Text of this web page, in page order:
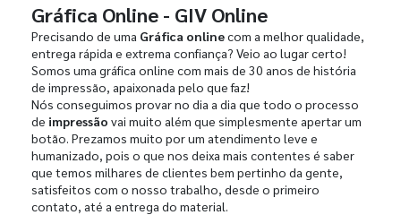
Gráfica Online - GIV Online
Precisando de uma Gráfica onlinecom a melhor qualidade,
entrega rápida e extrema confiança? Veio ao lugar certo!
Somos uma gráfica online com mais de 30 anos de história
de impressão, apaixonada pelo que faz!
Nós conseguimos provar no dia a dia que todo o processo
de impressão vai muito além que simplesmente apertar um
botão. Prezamos muito por um atendimento leve e
humanizado, pois o que nos deixa mais contentes é saber
que temos milhares de clientes bem pertinho da gente,
satisfeitos com o nosso trabalho, desde o primeiro
contato, até a entrega do material.